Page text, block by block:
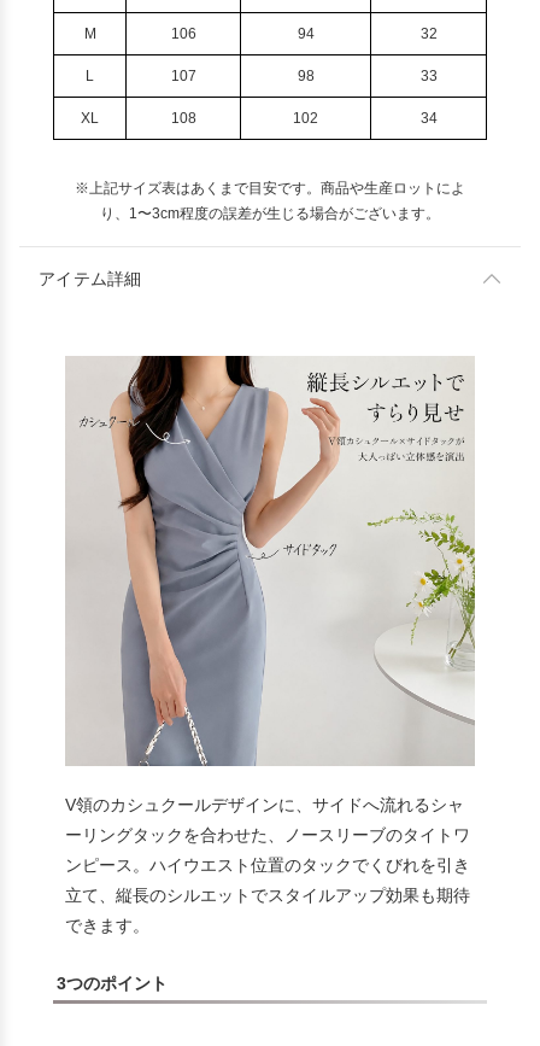
M 106 94 32
L 107 98 33
XL 108 102 34
※上記サイズ表はあくまで目安です。商品や生産ロットによ
り、1〜3cm程度の誤差が生じる場合がございます。
アイテム詳細
V領のカシュクールデザインに、サイドへ流れるシャ
ーリングタックを合わせた、ノースリーブのタイトワ
ンピース。ハイウエスト位置のタックでくびれを引き
立て、縦長のシルエットでスタイルアップ効果も期待
できます。
3つのポイント